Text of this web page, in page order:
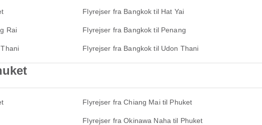
Flyrejser fra Bangkok til Hat Yai
Rai Flyrejser fra Bangkok til Penang
Flyrejser fra Bangkok til Udon Thani
Flyrejser fra Chiang Mai til Phuket
Flyrejser fra Okinawa Naha til Phuket